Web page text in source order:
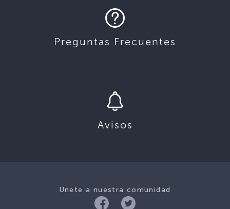
Preguntas Frecuentes
Avisos
Únete a nuestra comunidad